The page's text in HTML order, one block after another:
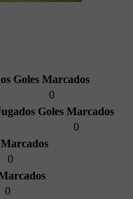
Goles Marcados
0
Goles Marcados
0
Marcados
0
0